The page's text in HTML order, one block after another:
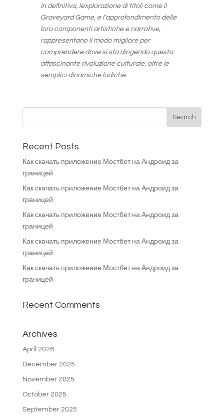
In definitiva, lexplorazione di titoli come il
Graveyard Game, e l’approfondimento delle
loro componenti artistiche e narrative,
rappresentano il modo migliore per
comprendere dove si sta dirigendo questa
affascinante rivoluzione culturale, oltre le
semplici dinamiche ludiche.
Recent Posts
Как скачать приложение Мостбет на Андроид за
границей
Как скачать приложение Мостбет на Андроид за
границей
Как скачать приложение Мостбет на Андроид за
границей
Как скачать приложение Мостбет на Андроид за
границей
Как скачать приложение Мостбет на Андроид за
границей
Recent Comments
Archives
April 2026
December 2025
November 2025
October 2025
September 2025